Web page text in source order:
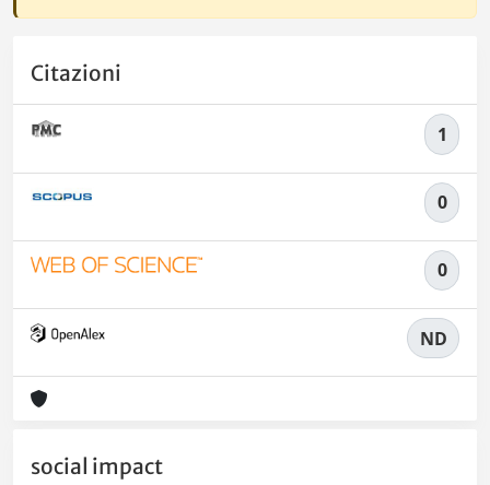
Citazioni
1
0
0
ND
social impact